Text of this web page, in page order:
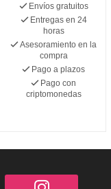
Envíos gratuitos
Entregas en 24
horas
Asesoramiento en la
compra
Pago a plazos
Pago con
criptomonedas